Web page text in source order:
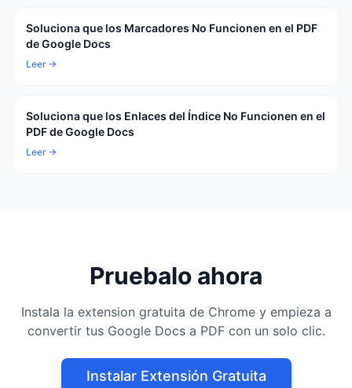
Soluciona que los Marcadores No Funcionen en el PDF
de Google Docs
Leer →
Soluciona que los Enlaces del Índice No Funcionen en el
PDF de Google Docs
Leer →
Pruebalo ahora
Instala la extension gratuita de Chrome y empieza a
convertir tus Google Docs a PDF con un solo clic.
Instalar Extensión Gratuita